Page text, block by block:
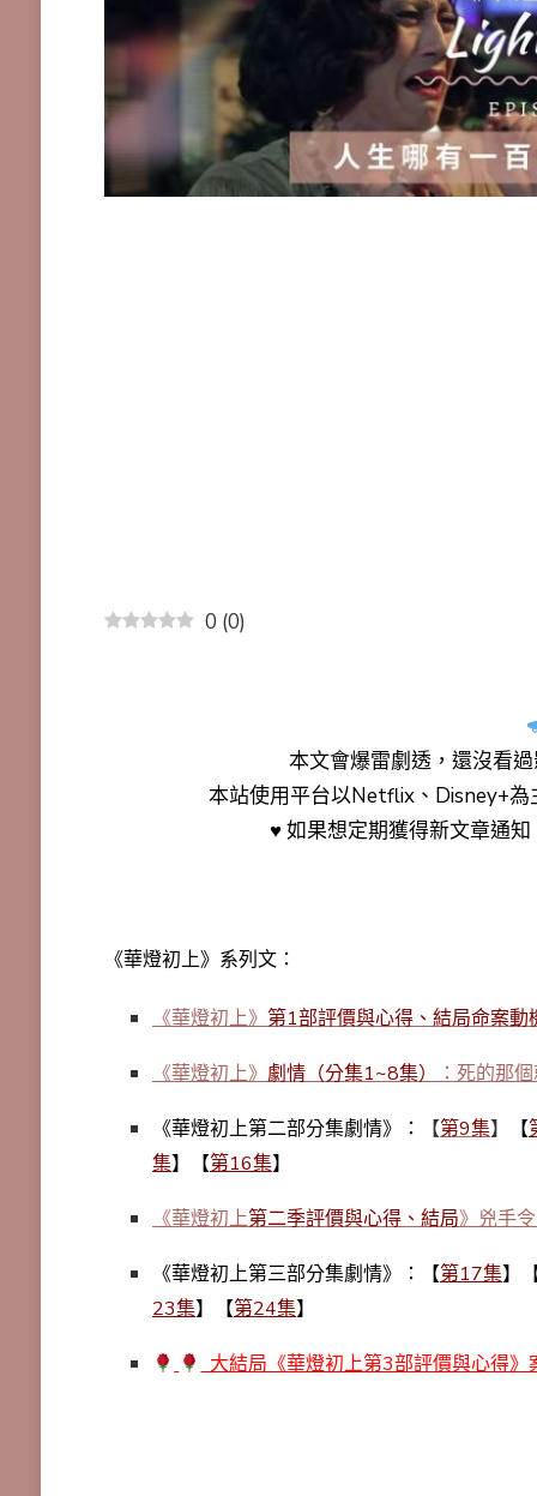
0 (0)
本文會爆雷劇透 ，還沒看
本站使用平台以Netflix、Disney+
♥ 如果想定期獲得新文章通
《華燈初上》系列文：
《華燈初上》 第1部評價與心得、結局命案動
《華燈初上》 劇情（分集1~8集） ：死的那
《華燈初上第二部分集劇情》： 【第9集】 【
集】【第16集】
《華燈初上第二季評價與心得、結局》兇手
《華燈初上第三部分集劇情》：【第17集】
23集】【第24集】
大結局《華燈初上第3部評價與心得